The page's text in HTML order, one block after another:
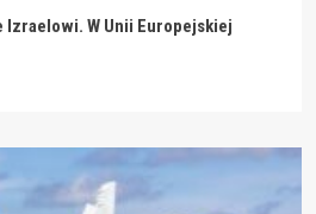
Izraelowi. W Unii Europejskiej